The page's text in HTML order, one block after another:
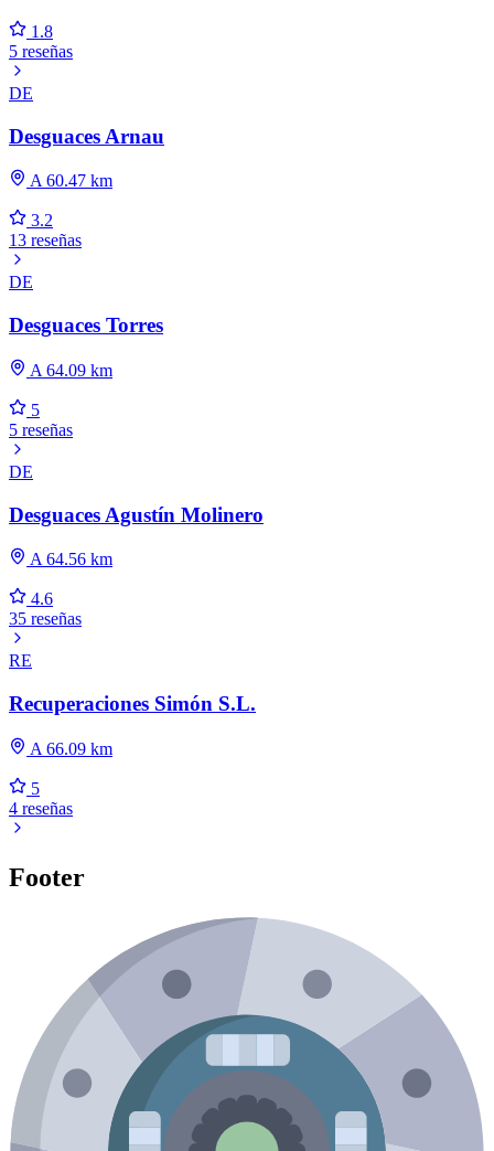
1.8
5 reseñas
DE
Desguaces Arnau
A 60.47 km
3.2
13 reseñas
DE
Desguaces Torres
A 64.09 km
5
5 reseñas
DE
Desguaces Agustín Molinero
A 64.56 km
4.6
35 reseñas
RE
Recuperaciones Simón S.L.
A 66.09 km
5
4 reseñas
Footer